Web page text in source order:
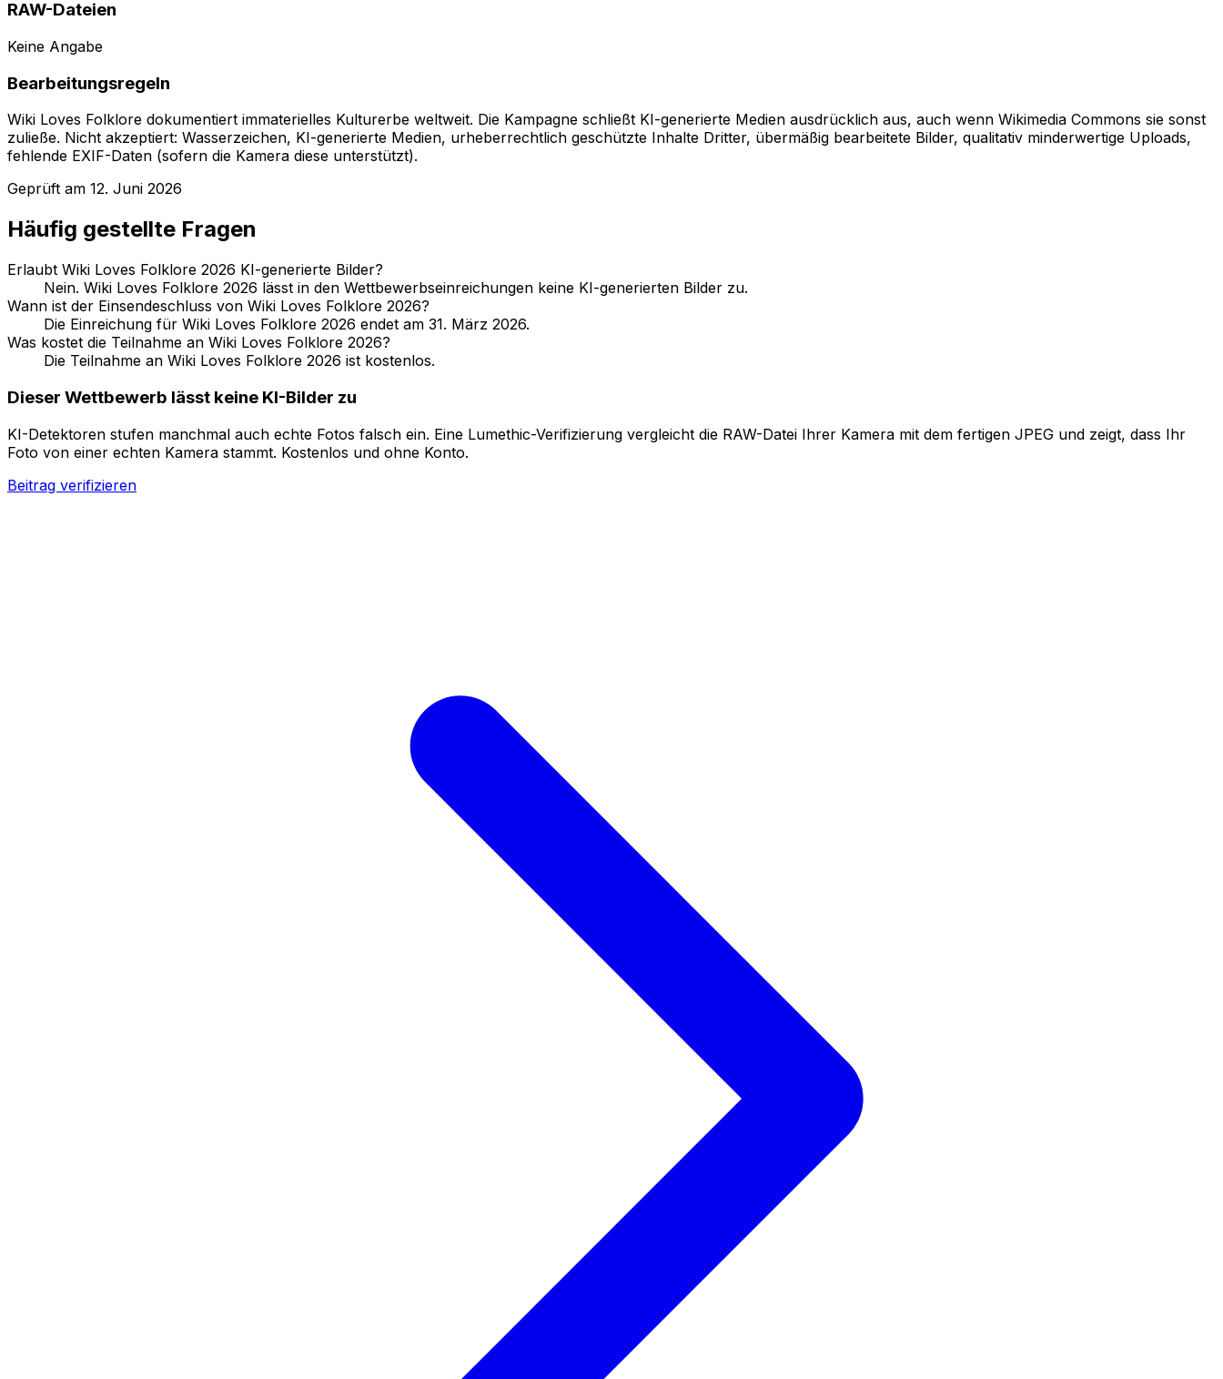
RAW-Dateien
Keine Angabe
Bearbeitungsregeln
Wiki Loves Folklore dokumentiert immaterielles Kulturerbe weltweit. Die Kampagne schließt KI-generierte Medien ausdrücklich aus, auch wenn Wikimedia Commons sie sonst
zuließe. Nicht akzeptiert: Wasserzeichen, KI-generierte Medien, urheberrechtlich geschützte Inhalte Dritter, übermäßig bearbeitete Bilder, qualitativ minderwertige Uploads,
fehlende EXIF-Daten (sofern die Kamera diese unterstützt).
Geprüft am 12. Juni 2026
Häufig gestellte Fragen
Erlaubt Wiki Loves Folklore 2026 KI-generierte Bilder?
Nein. Wiki Loves Folklore 2026 lässt in den Wettbewerbseinreichungen keine KI-generierten Bilder zu.
Wann ist der Einsendeschluss von Wiki Loves Folklore 2026?
Die Einreichung für Wiki Loves Folklore 2026 endet am 31. März 2026.
Was kostet die Teilnahme an Wiki Loves Folklore 2026?
Die Teilnahme an Wiki Loves Folklore 2026 ist kostenlos.
Dieser Wettbewerb lässt keine KI-Bilder zu
KI-Detektoren stufen manchmal auch echte Fotos falsch ein. Eine Lumethic-Verifizierung vergleicht die RAW-Datei Ihrer Kamera mit dem fertigen JPEG und zeigt, dass Ihr
Foto von einer echten Kamera stammt. Kostenlos und ohne Konto.
Beitrag verifizieren